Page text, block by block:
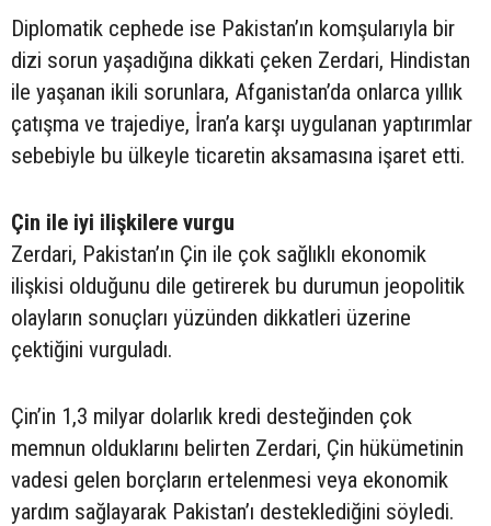
Diplomatik cephede ise Pakistan’ın komşularıyla bir
dizi sorun yaşadığına dikkati çeken Zerdari, Hindistan
ile yaşanan ikili sorunlara, Afganistan’da onlarca yıllık
çatışma ve trajediye, İran’a karşı uygulanan yaptırımlar
sebebiyle bu ülkeyle ticaretin aksamasına işaret etti.
Çin ile iyi ilişkilere vurgu
Zerdari, Pakistan’ın Çin ile çok sağlıklı ekonomik
ilişkisi olduğunu dile getirerek bu durumun jeopolitik
olayların sonuçları yüzünden dikkatleri üzerine
çektiğini vurguladı.
Çin’in 1,3 milyar dolarlık kredi desteğinden çok
memnun olduklarını belirten Zerdari, Çin hükümetinin
vadesi gelen borçların ertelenmesi veya ekonomik
yardım sağlayarak Pakistan’ı desteklediğini söyledi.